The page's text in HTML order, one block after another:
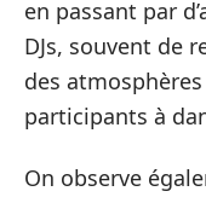
en passant par
DJs, souvent de
des
participants à
On observe